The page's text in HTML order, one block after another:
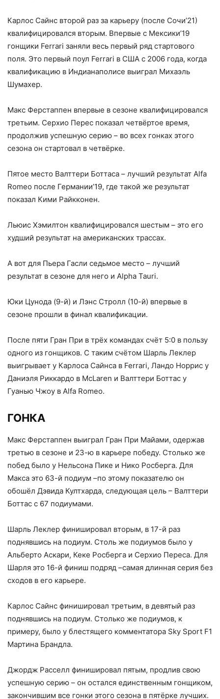
Карлос Сайнс второй раз за карьеру (после Сочи’21)
квалифицировался вторым. Впервые с Мексики’19
гонщики Ferrari заняли весь первый ряд стартового
поля. Это первый поул Ferrari в США с 2006 года, когда
квалификацию в Индианаполисе выиграл Михаэль
Шумахер.
Макс Ферстаппен впервые в сезоне квалифицировался
третьим. Серхио Перес показал четвёртое время,
продолжив успешную серию – во всех гонках этого
сезона он стартовал в четвёрке.
Пятое место Валттери Боттаса – лучший результат Alfa
Romeo после Германии’19, где такой же результат
показал Кими Райкконен.
Льюис Хэмилтон квалифицировался шестым – это его
худший результат на американских трассах.
А вот для Пьера Гасли седьмое место – лучший
результат в сезоне для него и Alpha Tauri.
Юки Цунода (9-й) и Лэнс Стролл (10-й) впервые в
сезоне прошли в финал квалификации.
После пяти Гран При в трёх командах счёт 5:0 в пользу
одного из гонщиков. С таким счётом Шарль Леклер
выигрывает у Карлоса Сайнса в Ferrari, Ландо Норрис у
Даниэля Риккардо в McLaren и Валттери Боттас у
Гуанью Чжоу в Alfa Romeo.
ГОНКА
Макс Ферстаппен выиграл Гран При Майами, одержав
третью в сезоне и 23-ю в карьере победу. Столько же
побед было у Нельсона Пике и Нико Росберга. Для
Макса это 63-й подиум –по этому показателю он
обошёл Дэвида Култхарда, следующая цель – Валттери
Боттас с 67 подиумами.
Шарль Леклер финишировал вторым, в 17-й раз
поднявшись на подиум. Столь же подиумов было у
Альберто Аскари, Кеке Росберга и Серхио Переса. Для
Шарля это 16-й финиш подряд –самая длинная серия без
сходов в его карьере.
Карлос Сайнс финишировал третьим, в девятый раз
поднявшись на подиум. Столько же подиумов, к
примеру, было у блестящего комментатора Sky Sport F1
Мартина Брандла.
Джордж Расселл финишировал пятым, продлив свою
успешную серию – он остался единственным гонщиком,
закончившим все гонки этого сезона в пятёрке лучших.